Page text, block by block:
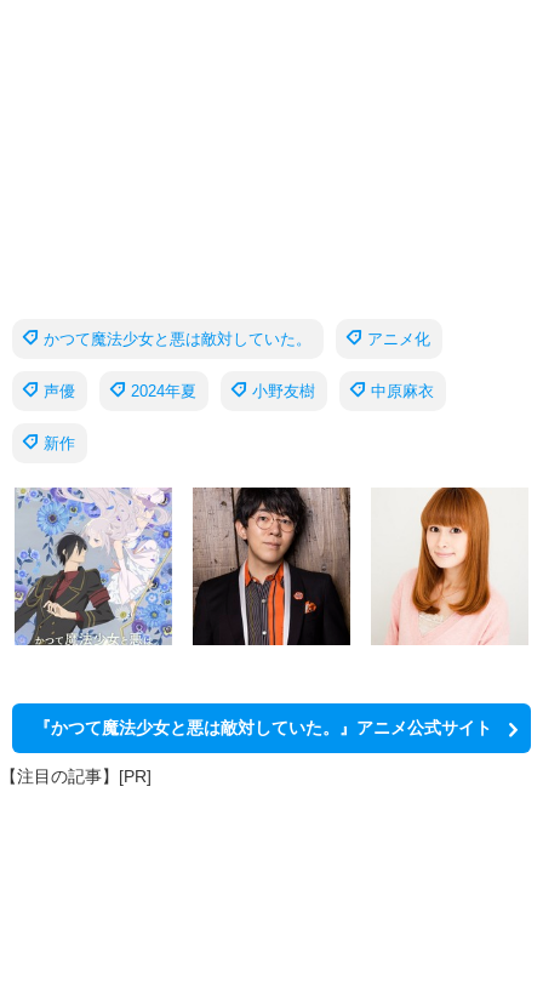
かつて魔法少女と悪は敵対していた。 アニメ化
声優 2024年夏 小野友樹 中原麻衣
新作
『かつて魔法少女と悪は敵対していた。』アニメ公式サイト
【注目の記事】[PR]